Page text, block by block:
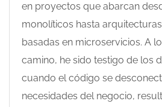
en proyectos que abarcan
monolíticos hasta
basadas en microservicios. A
camino, he sido testigo de los
cuando el código se
necesidades del negocio,